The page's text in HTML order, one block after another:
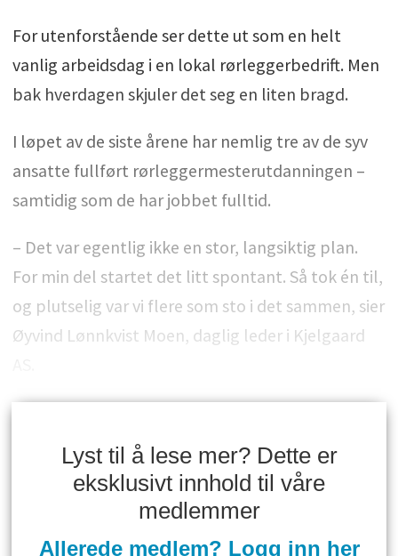
For utenforstående ser dette ut som en helt
vanlig arbeidsdag i en lokal rørleggerbedrift. Men
bak hverdagen skjuler det seg en liten bragd.
I løpet av de siste årene har nemlig tre av de syv
ansatte fullført rørleggermesterutdanningen –
samtidig som de har jobbet fulltid.
– Det var egentlig ikke en stor, langsiktig plan.
For min del startet det litt spontant. Så tok én til,
og plutselig var vi flere som sto i det sammen, sier
Øyvind Lønnkvist Moen, daglig leder i Kjelgaard
Lyst til å lese mer? Dette er
eksklusivt innhold til våre
medlemmer
Allerede medlem? Logg inn her